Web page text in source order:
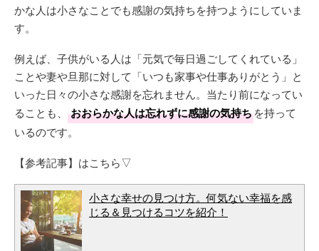
かな人は小さなことでも感謝の気持ちを持つようにしていま
す。
例えば、子供がいる人は「元気で毎日過ごしてくれている」
ことや妻や旦那に対して「いつも家事や仕事ありがとう」と
いった日々の小さな感謝を忘れません。当たり前になってい
ることも、
おおらかな人は忘れずに感謝の気持ちを持って
いるのです。
【参考記事】はこちら▽
小さな幸せの見つけ方。何気ない幸福を感
じる＆見つけるコツを紹介！